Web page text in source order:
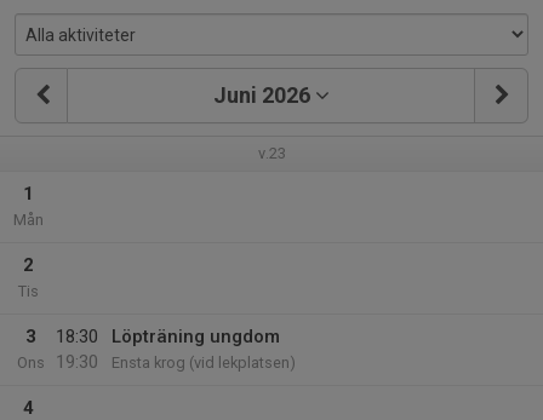
Juni 2026
v.23
1
Mån
2
Tis
3
Ons
18:30
19:30
Löpträning ungdom
Ensta krog (vid lekplatsen)
4